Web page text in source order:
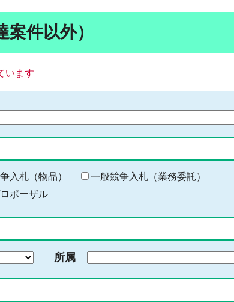
件以外）
います
入札（物品）
一般競争入札（業務委託）
ポーザル
所属